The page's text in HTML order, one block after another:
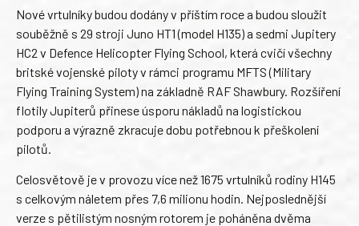
Nové vrtulníky budou dodány v příštím roce a budou sloužit
souběžně s 29 stroji Juno HT1 (model H135) a sedmi Jupitery
HC2 v Defence Helicopter Flying School, která cvičí všechny
britské vojenské piloty v rámci programu MFTS (Military
Flying Training System) na základně RAF Shawbury. Rozšíření
flotily Jupiterů přinese úsporu nákladů na logistickou
podporu a výrazně zkracuje dobu potřebnou k přeškolení
pilotů.
Celosvětově je v provozu více než 1675 vrtulníků rodiny H145
s celkovým náletem přes 7,6 milionu hodin. Nejposlednější
verze s pětilistým nosným rotorem je poháněna dvěma